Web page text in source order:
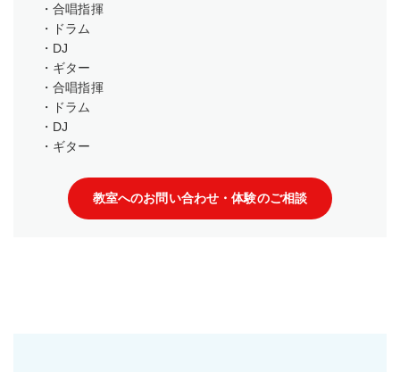
・合唱指揮
・ドラム
・DJ
・ギター
・合唱指揮
・ドラム
・DJ
・ギター
教室へのお問い合わせ・体験のご相談